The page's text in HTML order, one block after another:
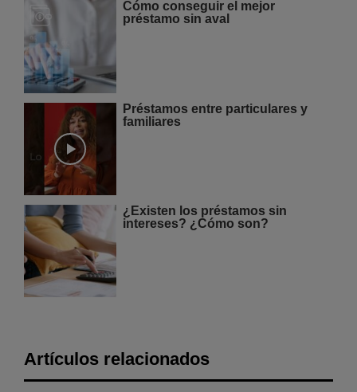
Cómo conseguir el mejor
préstamo sin aval
Préstamos entre particulares y
familiares
¿Existen los préstamos sin
intereses? ¿Cómo son?
Artículos relacionados